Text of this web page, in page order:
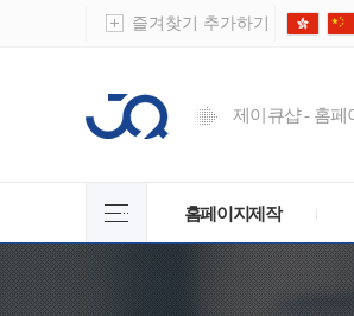
즐겨찾기 추가하기
제이큐샵 - 홈페
홈페이지제작